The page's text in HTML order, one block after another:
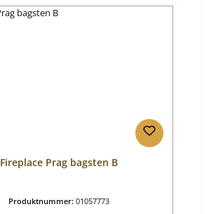
Fireplace Prag bagsten B
Produktnummer: 01057773